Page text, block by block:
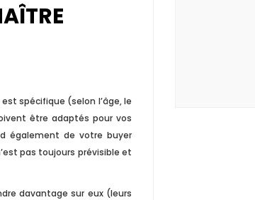
spécifique (selon l’âge, le
être adaptés pour vos
également de votre buyer
pas toujours prévisible et
davantage sur eux (leurs